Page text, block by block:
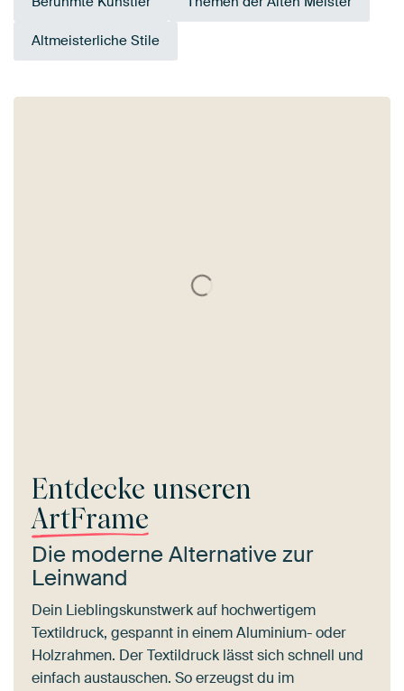
Altmeisterliche Stile
Entdecke unseren
ArtFrame
Die moderne Alternative zur
Leinwand
Dein Lieblingskunstwerk auf hochwertigem
Textildruck, gespannt in einem Aluminium- oder
Holzrahmen. Der Textildruck lässt sich schnell und
einfach austauschen. So erzeugst du im